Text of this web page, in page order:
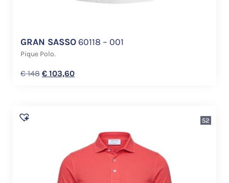
GRAN SASSO 60118 – 001
Pique Polo.
€148 € 103,60
52